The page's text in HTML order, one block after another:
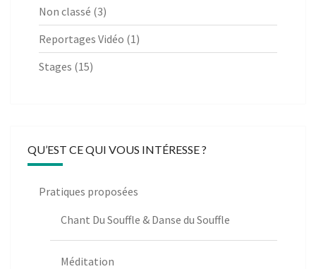
Non classé (3)
Reportages Vidéo (1)
Stages (15)
QU’EST CE QUI VOUS INTÉRESSE ?
Pratiques proposées
Chant Du Souffle & Danse du Souffle
Méditation